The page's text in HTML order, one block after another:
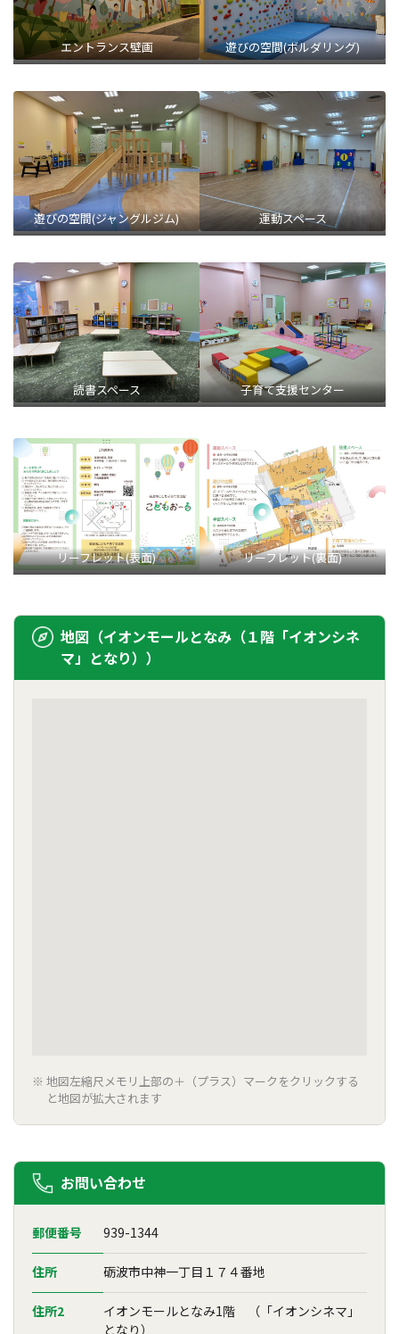
エントランス壁画 遊びの空間(ボルダリング)
遊びの空間(ジャングルジム) 運動スペース
読書スペース 子育て支援センター
リーフレット(表面) リーフレット(裏面)
地図（イオンモールとなみ（１階「イオンシネ
マ」となり））
地図左縮尺メモリ上部の＋（プラス）マークをクリックする
と地図が拡大されます
お問い合わせ
郵便番号 939-1344
住所 砺波市中神一丁目１７４番地
住所2
イオンモールとなみ1階 （「イオンシネマ」
となり）